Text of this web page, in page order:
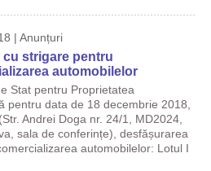
| Anunțuri
cu strigare pentru
automobilelor
Stat pentru Proprietatea
pentru data de 18 decembrie 2018,
Andrei Doga nr. 24/1, MD2024,
sala de conferințe), desfășurarea
automobilelor: Lotul I